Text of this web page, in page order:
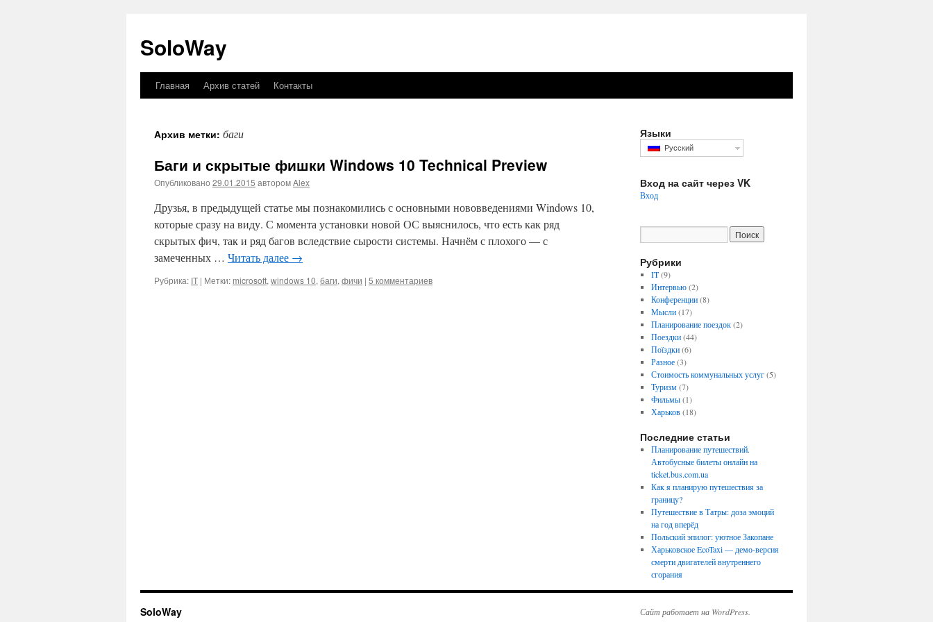
SoloWay
Перейти
содержимому
Главная Архив статей Контакты
Архив метки: баги
Баги и скрытые фишки Windows 10 Technical Preview
Опубликовано 29.01.2015 авторомAlex
Друзья, в предыдущей статье мы познакомились с основными нововведениями Windows 10,
которые сразу на виду. С момента установки новой ОС выяснилось, что есть как ряд
скрытых фич, так и ряд багов вследствие сырости системы. Начнём с плохого — с
замеченных … Читать далее →
Рубрика: IT | Метки: microsoft, windows 10, баги, фичи | 5 комментариев
Языки
Русский
Вход на сайт через VK
Вход
Рубрики
IT(9)
Интервью(2)
Конференции(8)
Мысли(17)
Планирование поездок(2)
Поездки(44)
Поїздки(6)
Разное(3)
Стоимость коммунальных услуг(5)
Туризм(7)
Фильмы(1)
Харьков(18)
Последние статьи
Планирование путешествий.
Автобусные билеты онлайн на
ticket.bus.com.ua
Как я планирую путешествия за
границу?
Путешествие в Татры: доза эмоций
на год вперёд
Польский эпилог: уютное Закопане
Харьковское EcoTaxi — демо-версия
смерти двигателей внутреннего
сгорания
SoloWay Сайт работает на WordPress.